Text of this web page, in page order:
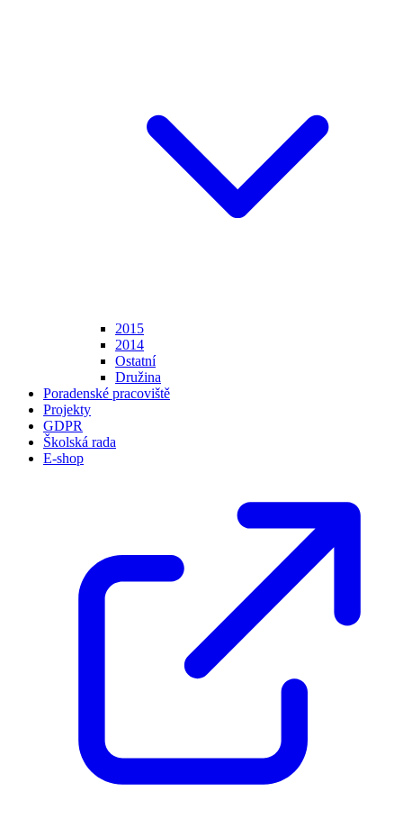
2015
2014
Ostatní
Družina
Poradenské pracoviště
Projekty
GDPR
Školská rada
E-shop